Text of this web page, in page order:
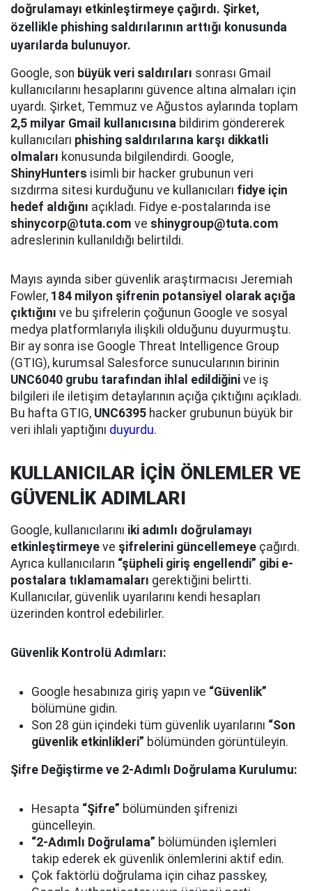
doğrulamayı etkinleştirmeye çağırdı. Şirket,
özellikle phishing saldırılarının arttığı konusunda
uyarılarda bulunuyor.
Google, son büyük veri saldırıları sonrası Gmail
kullanıcılarını hesaplarını güvence altına almaları için
uyardı. Şirket, Temmuz ve Ağustos aylarında toplam
2,5 milyar Gmail kullanıcısına bildirim göndererek
kullanıcıları phishing saldırılarına karşı dikkatli
olmaları konusunda bilgilendirdi. Google,
ShinyHunters isimli bir hacker grubunun veri
sızdırma sitesi kurduğunu ve kullanıcıları fidye için
hedef aldığını açıkladı. Fidye e-postalarında ise
shinycorp@tuta.com ve shinygroup@tuta.com
adreslerinin kullanıldığı belirtildi.
Mayıs ayında siber güvenlik araştırmacısı Jeremiah
Fowler, 184 milyon şifrenin potansiyel olarak açığa
çıktığını ve bu şifrelerin çoğunun Google ve sosyal
medya platformlarıyla ilişkili olduğunu duyurmuştu.
Bir ay sonra ise Google Threat Intelligence Group
(GTIG), kurumsal Salesforce sunucularının birinin
UNC6040 grubu tarafından ihlal edildiğini ve iş
bilgileri ile iletişim detaylarının açığa çıktığını açıkladı.
Bu hafta GTIG, UNC6395 hacker grubunun büyük bir
veri ihlali yaptığını duyurdu.
KULLANICILAR İÇİN ÖNLEMLER VE
GÜVENLİK ADIMLARI
Google, kullanıcılarını iki adımlı doğrulamayı
etkinleştirmeye ve şifrelerini güncellemeye çağırdı.
Ayrıca kullanıcıların “şüpheli giriş engellendi” gibi e-
postalara tıklamamaları gerektiğini belirtti.
Kullanıcılar, güvenlik uyarılarını kendi hesapları
üzerinden kontrol edebilirler.
Güvenlik Kontrolü Adımları:
Google hesabınıza giriş yapın ve “Güvenlik”
bölümüne gidin.
Son 28 gün içindeki tüm güvenlik uyarılarını “Son
güvenlik etkinlikleri” bölümünden görüntüleyin.
Şifre Değiştirme ve 2-Adımlı Doğrulama Kurulumu:
Hesapta “Şifre” bölümünden şifrenizi
güncelleyin.
“2-Adımlı Doğrulama” bölümünden işlemleri
takip ederek ek güvenlik önlemlerini aktif edin.
Çok faktörlü doğrulama için cihaz passkey,